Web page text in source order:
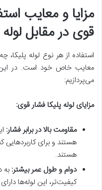
مزایا و معایب
قوی در مقابل
استفاده از هر نوع لوله
معایب خاص خود است. در
می‌پردازیم:
مزایای لوله پلیکا فشار قوی:
مقاومت بالا در برابر فشار:
هستند و برای کاربردهایی
هستند.
دوام و طول عمر بیشتر: به
کیفیت‌تر، این لوله‌ها